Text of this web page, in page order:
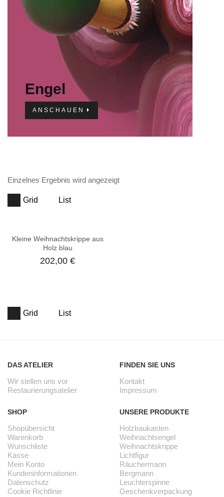
Engel
ANSCHAUEN
Einzelnes Ergebnis wird angezeigt
Grid List
Kleine Weihnachtskrippe aus
Holz blau
202,00€
Grid List
DAS ATELIER
Wir stellen uns vor
Restaurierungsatelier
SHOP
Shopübersicht
Warenkorb
Wunschliste
Kasse
Mein Konto
Kundeninformationen
Datenschutz
Cookie Richtlinie
FINDEN SIE UNS
Kontakt
Impressum
UNSERE PRODUKTE
Holzbaukasten
Weihnachtsengel
Weihnachtskrippe
Lichtfigur
Räuchermann
Bergmann
Leuchterspinne
Geschenkverpackung